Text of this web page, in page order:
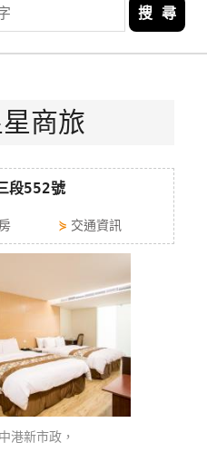
搜 尋
商旅
段552號
⋟ 交通資訊
港新市政，